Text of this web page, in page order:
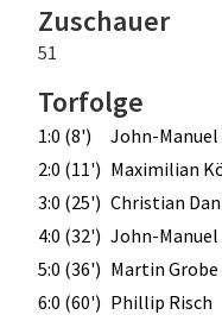
Zuschauer
51
Torfolge
1:0 (8')
John-Manuel
2:0 (11') Maximilian
3:0 (25') Christian
4:0 (32') John-Manuel
5:0 (36') Martin Grobe
6:0 (60') Phillip Risch